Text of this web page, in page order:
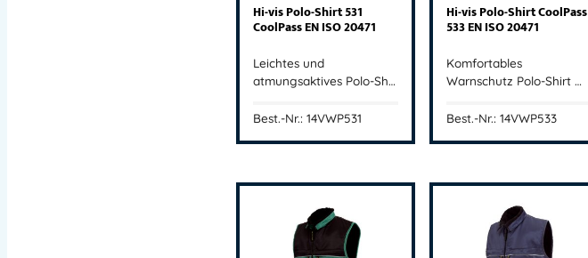
Hi-vis Polo-Shirt 531
CoolPass EN ISO 20471
Leichtes und
atmungsaktives Polo-Sh…
Best.-Nr.: 14VWP531
Hi-vis Polo-Shirt CoolPass
533 EN ISO 20471
Komfortables
Warnschutz Polo-Shirt …
Best.-Nr.: 14VWP533